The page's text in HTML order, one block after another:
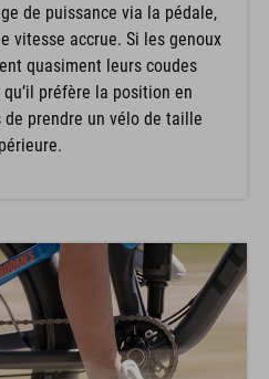
de puissance via la pédale,
vitesse accrue. Si les genoux
quasiment leurs coudes
préfère la position en
prendre un vélo de taille